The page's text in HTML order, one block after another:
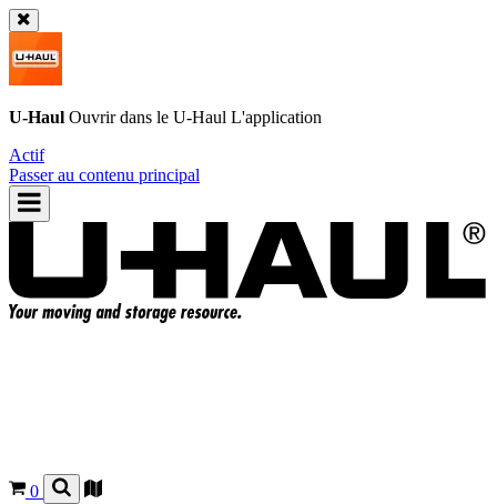
U-Haul Ouvrir dans le U-Haul L'application
Actif
Passer au contenu principal
0